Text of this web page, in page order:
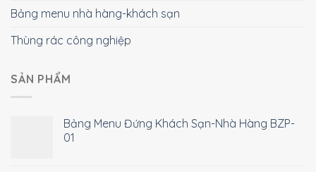
Bảng menu nhà hàng-khách sạn
Thùng rác công nghiệp
SẢN PHẨM
Bảng Menu Đứng Khách Sạn-Nhà Hàng BZP-
01